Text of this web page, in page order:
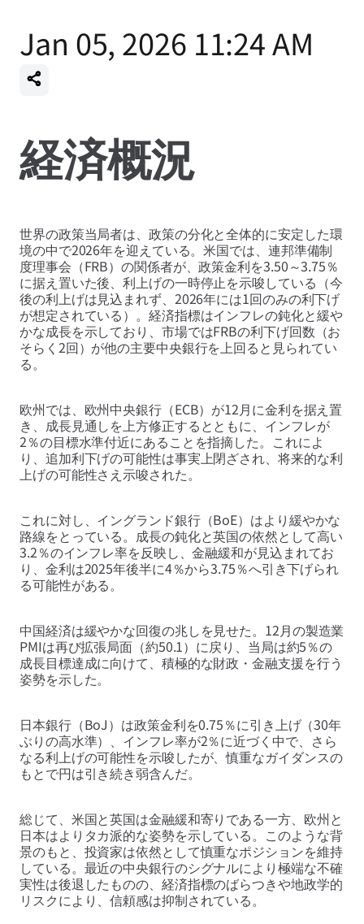
Jan 05, 2026 11:24 AM
経済概況
世界の政策当局者は、政策の分化と全体的に安定した環
境の中で2026年を迎えている。米国では、連邦準備制
度理事会（FRB）の関係者が、政策金利を3.50～3.75％
に据え置いた後、利上げの一時停止を示唆している（今
後の利上げは見込まれず、2026年には1回のみの利下げ
が想定されている）。経済指標はインフレの鈍化と緩や
かな成長を示しており、市場ではFRBの利下げ回数（お
そらく2回）が他の主要中央銀行を上回ると見られてい
る。
欧州では、欧州中央銀行（ECB）が12月に金利を据え置
き、成長見通しを上方修正するとともに、インフレが
2％の目標水準付近にあることを指摘した。これによ
り、追加利下げの可能性は事実上閉ざされ、将来的な利
上げの可能性さえ示唆された。
これに対し、イングランド銀行（BoE）はより緩やかな
路線をとっている。成長の鈍化と英国の依然として高い
3.2％のインフレ率を反映し、金融緩和が見込まれてお
り、金利は2025年後半に4％から3.75％へ引き下げられ
る可能性がある。
中国経済は緩やかな回復の兆しを見せた。12月の製造業
PMIは再び拡張局面（約50.1）に戻り、当局は約5％の
成長目標達成に向けて、積極的な財政・金融支援を行う
姿勢を示した。
日本銀行（BoJ）は政策金利を0.75％に引き上げ（30年
ぶりの高水準）、インフレ率が2％に近づく中で、さら
なる利上げの可能性を示唆したが、慎重なガイダンスの
もとで円は引き続き弱含んだ。
総じて、米国と英国は金融緩和寄りである一方、欧州と
日本はよりタカ派的な姿勢を示している。このような背
景のもと、投資家は依然として慎重なポジションを維持
している。最近の中央銀行のシグナルにより極端な不確
実性は後退したものの、経済指標のばらつきや地政学的
リスクにより、信頼感は抑制されている。